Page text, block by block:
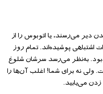
دیر می‌رسند، یا اتوبوس را از
پوشیده‌اند. تمام روز
به‌نظر می‌رسد سرشان شلوغ
نه برای شما! اغلب آن‌ها را
می‌یابید.